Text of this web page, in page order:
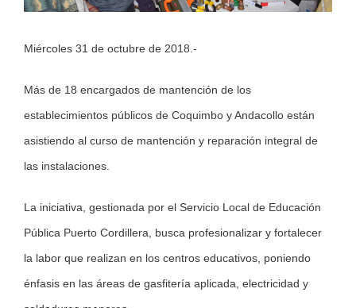
Miércoles 31 de octubre de 2018.-
Más de 18 encargados de mantención de los
establecimientos públicos de Coquimbo y Andacollo están
asistiendo al curso de mantención y reparación integral de
las instalaciones.
La iniciativa, gestionada por el Servicio Local de Educación
Pública Puerto Cordillera, busca profesionalizar y fortalecer
la labor que realizan en los centros educativos, poniendo
énfasis en las áreas de gasfitería aplicada, electricidad y